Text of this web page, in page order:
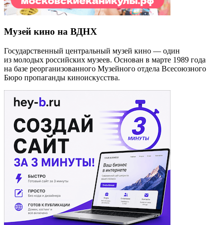
Музей кино на ВДНХ
Государственный центральный музей кино — один
из молодых российских музеев. Основан в марте 1989 года
на базе реорганизованного Музейного отдела Всесоюзного
Бюро пропаганды киноискусства.